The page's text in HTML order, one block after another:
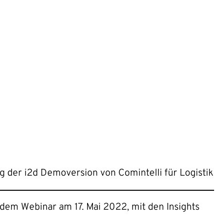
der i2d Demoversion von Comintelli für Logistik
Webinar am 17. Mai 2022, mit den Insights